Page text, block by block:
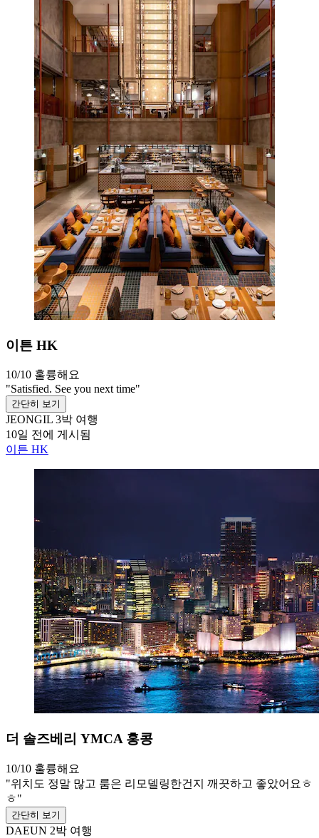
이튼 HK
10/10 훌륭해요
"Satisfied. See you next time"
간단히 보기
JEONGIL 3박 여행
10일 전에 게시됨
이튼 HK
더 솔즈베리 YMCA 홍콩
10/10 훌륭해요
"위치도 정말 많고 룸은 리모델링한건지 깨끗하고 좋았어요ㅎ
ㅎ"
간단히 보기
DAEUN 2박 여행